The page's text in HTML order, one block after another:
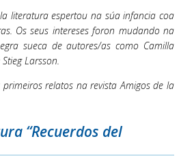
literatura espertou na súa infancia coa
Os seus intereses foron mudando na
sueca de autores/as como Camilla
Larsson.
primeiros relatos na revistaAmigos de la
“Recuerdos del